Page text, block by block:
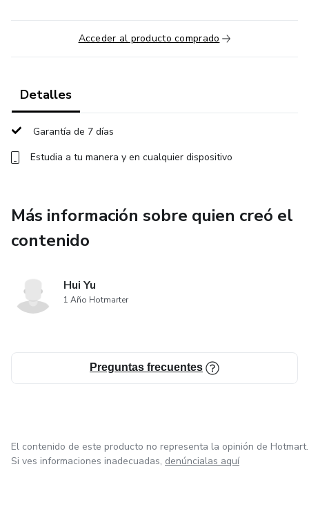
nivel.
Duración 15 sesiones.
Inicia el 23 de noviembre
Acceder al producto comprado
Detalles
Garantía de 7 días
Estudia a tu manera y en cualquier dispositivo
Más información sobre quien creó el
contenido
Hui Yu
1 Año Hotmarter
Preguntas frecuentes
El contenido de este producto no representa la opinión de Hotmart.
Si ves informaciones inadecuadas, denúncialas aquí